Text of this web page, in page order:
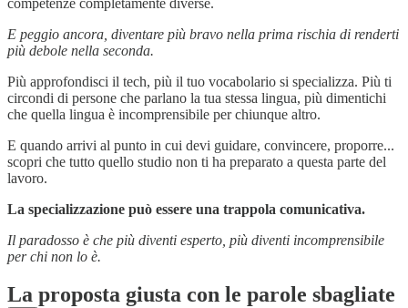
E peggio ancora, diventare più bravo nella prima rischia di renderti
più debole nella seconda.
Più approfondisci il tech, più il tuo vocabolario si specializza. Più ti
circondi di persone che parlano la tua stessa lingua, più dimentichi
che quella lingua è incomprensibile per chiunque altro.
E quando arrivi al punto in cui devi guidare, convincere, proporre...
scopri che tutto quello studio non ti ha preparato a questa parte del
lavoro.
La specializzazione può essere una trappola comunicativa.
Il paradosso è che più diventi esperto, più diventi incomprensibile
per chi non lo è.
La proposta giusta con le parole sbagliate